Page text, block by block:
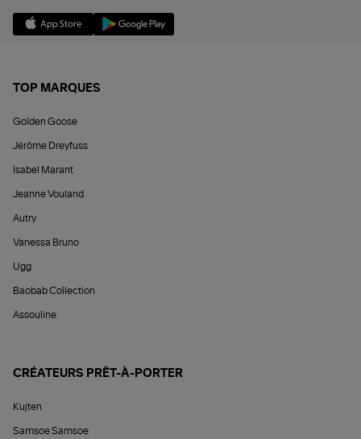
TOP MARQUES
Golden Goose
Jérôme Dreyfuss
Isabel Marant
Jeanne Vouland
Autry
Vanessa Bruno
Ugg
Baobab Collection
Assouline
CRÉATEURS PRÊT-À-PORTER
Kujten
Samsoe Samsoe